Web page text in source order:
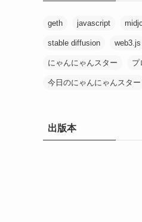
geth javascript
stable diffusion web3.js
にゃんにゃんスター プ
今日のにゃんにゃんスター
出版本